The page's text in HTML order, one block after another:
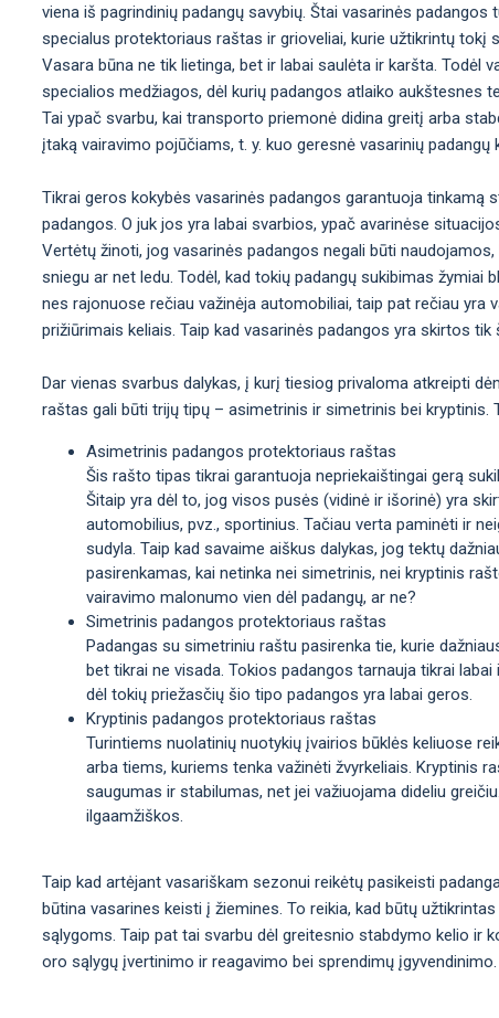
viena iš pagrindinių padangų savybių. Štai vasarinės
specialus protektoriaus raštas ir grioveliai, kurie užtikrintų tokį
Vasara būna ne tik lietinga, bet ir labai saulėta ir karšta. Todėl
specialios medžiagos, dėl kurių padangos atlaiko aukštesnes
Tai ypač svarbu, kai transporto priemonė didina greitį arba
įtaką vairavimo pojūčiams, t. y. kuo geresnė vasarinių
Tikrai geros kokybės vasarinės padangos garantuoja tinkamą
padangos. O juk jos yra labai svarbios, ypač avarinėse
Vertėtų žinoti, jog vasarinės padangos negali būti
sniegu ar net ledu. Todėl, kad tokių padangų sukibimas
nes rajonuose rečiau važinėja automobiliai, taip pat rečiau yra
prižiūrimais keliais. Taip kad vasarinės padangos yra skirtos
Dar vienas svarbus dalykas, į kurį tiesiog privaloma atkreipti
raštas gali būti trijų tipų – asimetrinis ir simetrinis bei kryptinis.
Asimetrinis padangos protektoriaus raštas
Šis rašto tipas tikrai garantuoja nepriekaištingai gerą
Šitaip yra dėl to, jog visos pusės (vidinė ir išorinė) yra
automobilius, pvz., sportinius. Tačiau verta paminėti ir
sudyla. Taip kad savaime aiškus dalykas, jog tektų
pasirenkamas, kai netinka nei simetrinis, nei kryptinis
vairavimo malonumo vien dėl padangų, ar ne?
Simetrinis padangos protektoriaus raštas
Padangas su simetriniu raštu pasirenka tie, kurie
bet tikrai ne visada. Tokios padangos tarnauja tikrai
dėl tokių priežasčių šio tipo padangos yra labai geros.
Kryptinis padangos protektoriaus raštas
Turintiems nuolatinių nuotykių įvairios būklės keliuose
arba tiems, kuriems tenka važinėti žvyrkeliais. Kryptinis
saugumas ir stabilumas, net jei važiuojama dideliu
ilgaamžiškos.
Taip kad artėjant vasariškam sezonui reikėtų pasikeisti
būtina vasarines keisti į žiemines. To reikia, kad būtų
sąlygoms. Taip pat tai svarbu dėl greitesnio stabdymo kelio ir
oro sąlygų įvertinimo ir reagavimo bei sprendimų